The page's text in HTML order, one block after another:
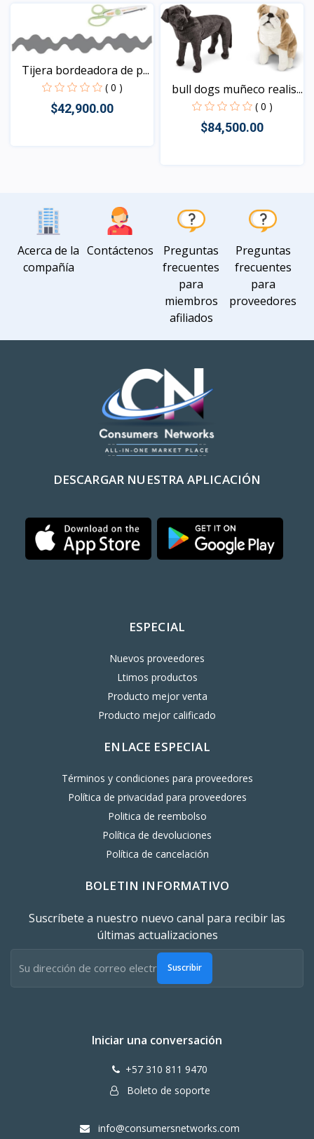
Tijera bordeadora de p...
( 0 )
$42,900.00
bull dogs muñeco realis...
( 0 )
$84,500.00
Acerca de la
compañía
Contáctenos
Preguntas
frecuentes
para
miembros
afiliados
Preguntas
frecuentes
para
proveedores
DESCARGAR NUESTRA APLICACIÓN
ESPECIAL
Nuevos proveedores
Ltimos productos
Producto mejor venta
Producto mejor calificado
ENLACE ESPECIAL
Términos y condiciones para proveedores
Política de privacidad para proveedores
Politica de reembolso
Política de devoluciones
Política de cancelación
BOLETIN INFORMATIVO
Suscríbete a nuestro nuevo canal para recibir las
últimas actualizaciones
Suscribir
Iniciar una conversación
+57 310 811 9470
Boleto de soporte
info@consumersnetworks.com